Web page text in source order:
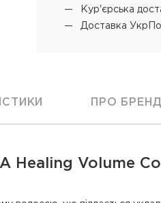
Кур'єрська
Доставка
ПРО БРЕНД
Healing Volume